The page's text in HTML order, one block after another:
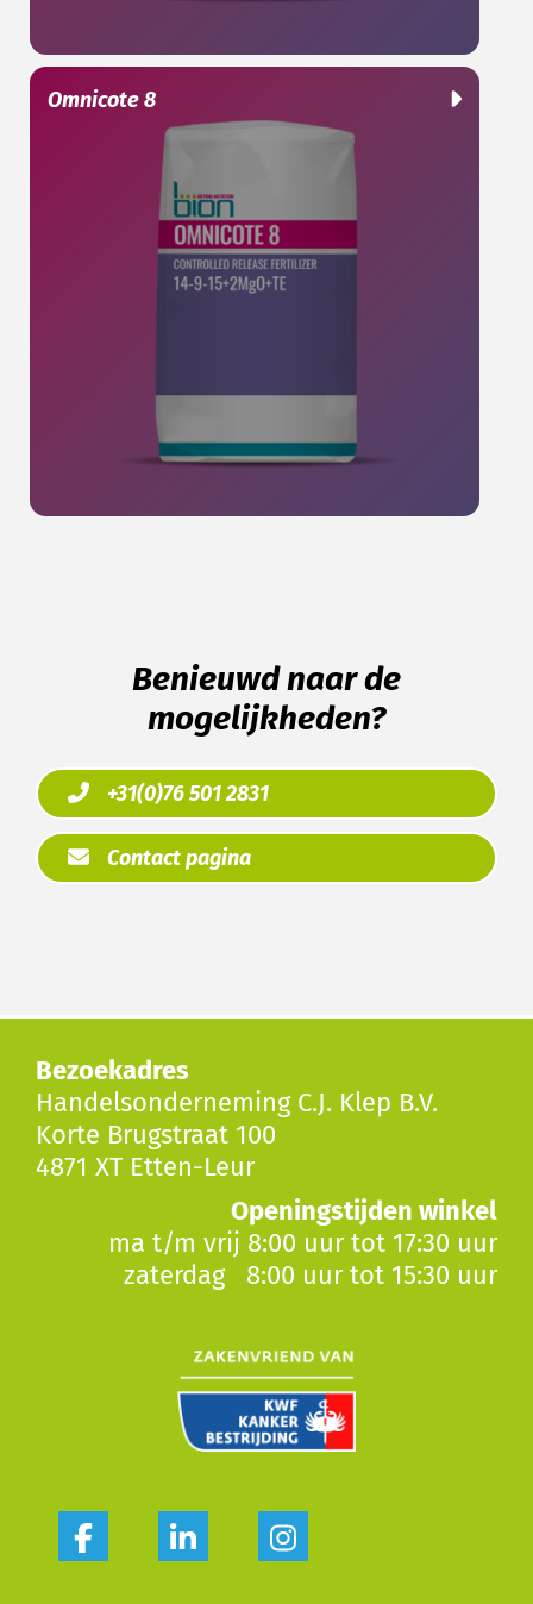
Omnicote 8
Benieuwd naar de
mogelijkheden?
+31(0)76 501 2831
Contact pagina
Bezoekadres
Handelsonderneming C.J. Klep B.V.
Korte Brugstraat 100
4871 XT Etten-Leur
Openingstijden winkel
ma t/m vrij 8:00 uur tot 17:30 uur
zaterdag 8:00 uur tot 15:30 uur